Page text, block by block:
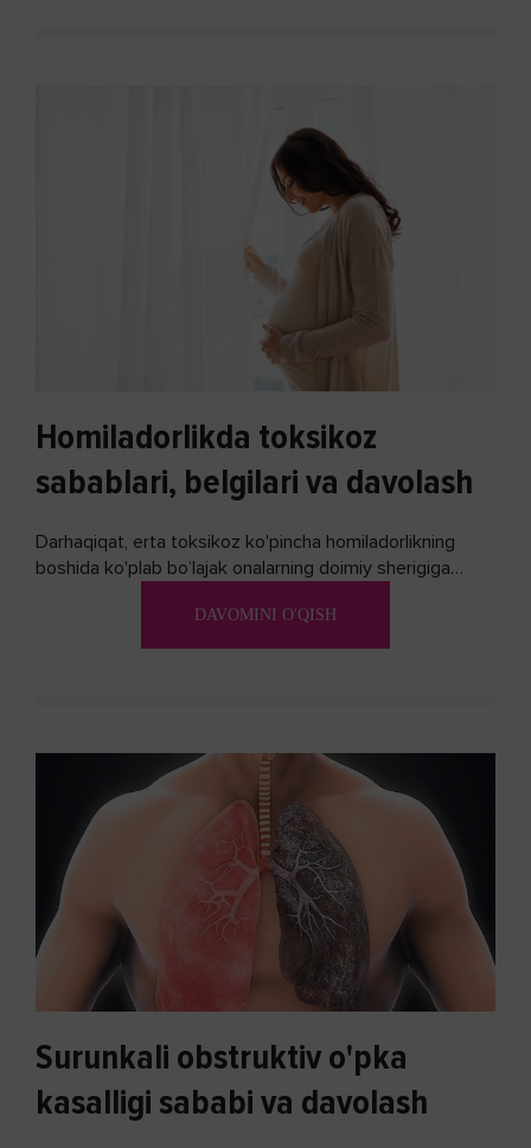
Homiladorlikda toksikoz
sabablari, belgilari va davolash
Darhaqiqat, erta toksikoz ko'pincha homiladorlikning
boshida ko'plab bo’lajak onalarning doimiy sherigiga
biron bir usuli bormi?DAVOMINI O'QISH
Surunkali obstruktiv o'pka
kasalligi sababi va davolash